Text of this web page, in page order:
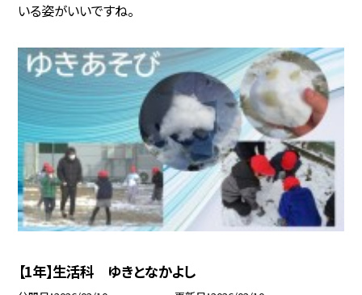
いる姿がいいですね。
【1年】生活科 ゆきとなかよし